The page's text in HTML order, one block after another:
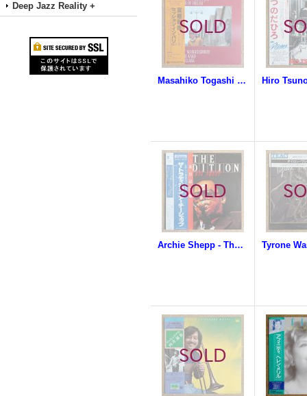
Deep Jazz Reality +
Masahiko Togashi - Session In Paris Vol.2 / Colour Of Dream
Archie Shepp - The Tradition